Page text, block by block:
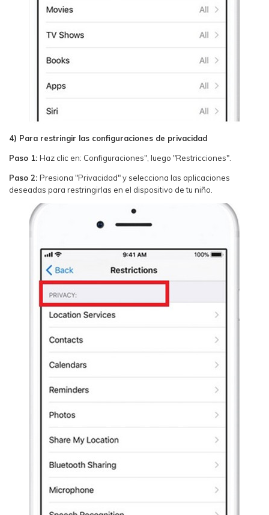
4) Para restringir las configuraciones de privacidad
Paso 1: Haz clic en: Configuraciones", luego "Restricciones".
Paso 2: Presiona "Privacidad" y selecciona las aplicaciones
deseadas para restringirlas en el dispositivo de tu niño.